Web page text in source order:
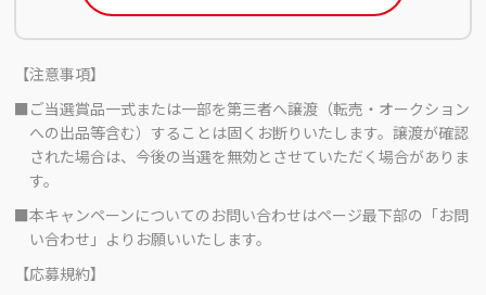
【注意事項】
■ご当選賞品一式または一部を第三者へ譲渡（転売・オークション
への出品等含む）することは固くお断りいたします。譲渡が確認
された場合は、今後の当選を無効とさせていただく場合がありま
す。
■本キャンペーンについてのお問い合わせはページ最下部の「お問
い合わせ」よりお願いいたします。
【応募規約】